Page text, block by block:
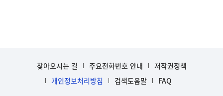
찾아오시는 길 주요전화번호 안내
저작권정책
개인정보처리방침
검색도움말 FAQ